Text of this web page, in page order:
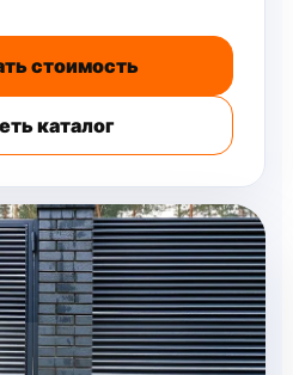
стоимость
каталог